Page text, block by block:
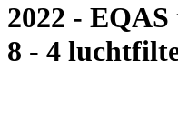
2022 -
8 - 4